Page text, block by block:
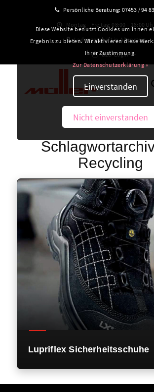
Persönliche Beratung: 07453 / 94
Montag – Freitag: 08:00 – 18:00
Ladengeschäft in
B2B-Login
Recycling
Lupriflex Sicherheitsschuhe
Diese Website benutzt Cookies um Ihnen
Ergebnis zu bieten. Wir aktivieren diese
Ihrer Zustimmung.
Zur Datenschutzerklärung »
Einverstanden
Nicht einverstanden